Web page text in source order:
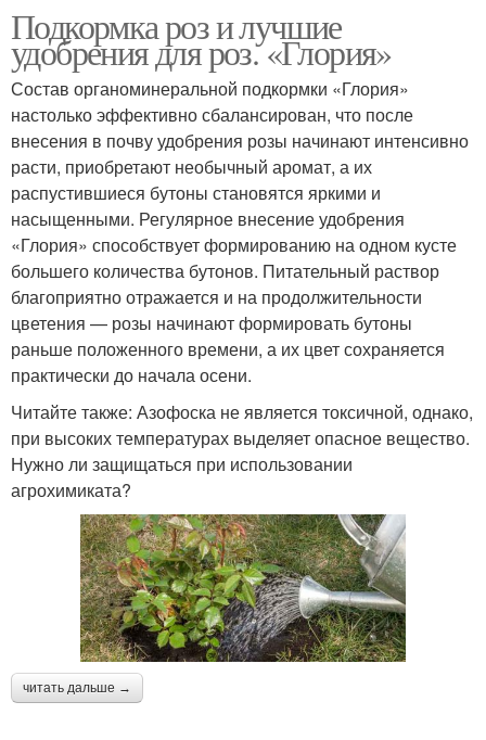
Удобрения для
комнатных цветов
Гранулированные
удобрения
Универсальные
удобрения
Минеральные
подкормки
Весенние удобрения
Минеральное
удобрение
Удобрение для газона Фосфорные удобрения
Азотистые удобрения
Водорастворимые
удобрения
Калийное удобрение
Удобрение в домашних
Подкормка роз и лучшие
удобрения для роз. «Глория»
Состав органоминеральной подкормки «Глория»
настолько эффективно сбалансирован, что после
внесения в почву удобрения розы начинают интенсивно
расти, приобретают необычный аромат, а их
распустившиеся бутоны становятся яркими и
насыщенными. Регулярное внесение удобрения
«Глория» способствует формированию на одном кусте
большего количества бутонов. Питательный раствор
благоприятно отражается и на продолжительности
цветения — розы начинают формировать бутоны
раньше положенного времени, а их цвет сохраняется
практически до начала осени.
Читайте также: Азофоска не является токсичной, однако,
при высоких температурах выделяет опасное вещество.
Нужно ли защищаться при использовании
агрохимиката?
читать дальше →